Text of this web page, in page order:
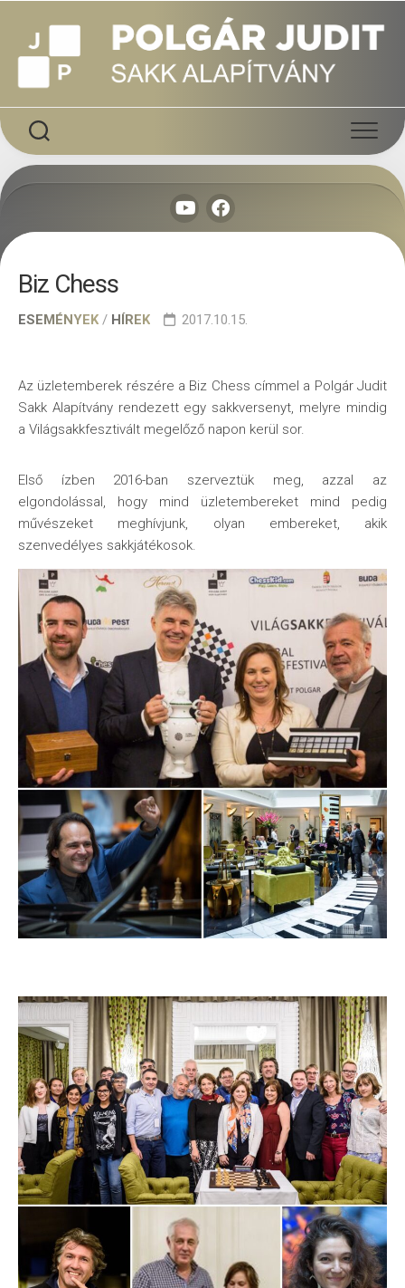
content
Biz Chess
ESEMÉNYEK / HÍREK 2017.10.15.
Az üzletemberek részére a Biz Chess címmel a Polgár Judit
Sakk Alapítvány rendezett egy sakkversenyt, melyre mindig
a Világsakkfesztivált megelőző napon kerül sor.
Első ízben 2016-ban szerveztük meg, azzal az
elgondolással, hogy mind üzletembereket mind pedig
művészeket meghívjunk, olyan embereket, akik
szenvedélyes sakkjátékosok.